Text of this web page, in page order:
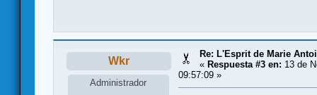
Wkr
Administrador
Re: L'Esprit de Marie
« Respuesta #3 en: 13 de
09:57:09 »